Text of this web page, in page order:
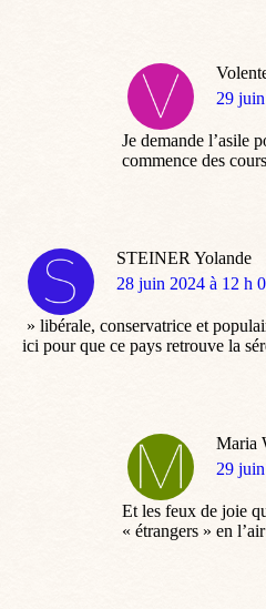
dit
29
Je demande l’asile
commence des
STEINER Yolande
dit
28 juin 2024 à 12 h
» libérale, conservatrice et
ici pour que ce pays retrouve la
Maria
dit
29
Et les feux de joie
« étrangers » en